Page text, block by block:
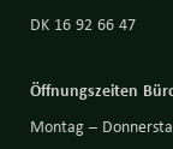
DK 16 92 66 47
Öffnungszeiten
Montag –